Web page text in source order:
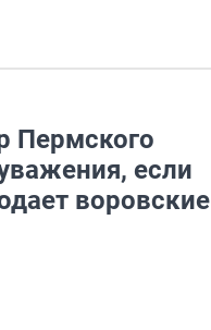
Пермского
если
воровские